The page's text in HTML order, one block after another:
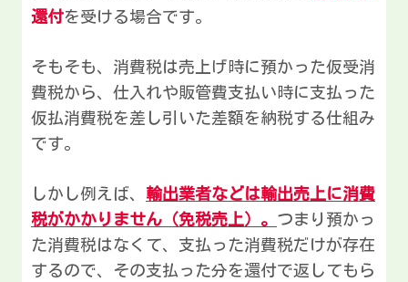
還付を受ける場合です。
そもそも、消費税は売上げ時に預かった仮受消
費税から、仕入れや販管費支払い時に支払った
仮払消費税を差し引いた差額を納税する仕組み
です。
しかし例えば、 輸出業者などは輸出売上に消費
税がかかりません（免税売上）。 つまり預かっ
た消費税はなくて、支払った消費税だけが存在
するので、その支払った分を還付で返してもら